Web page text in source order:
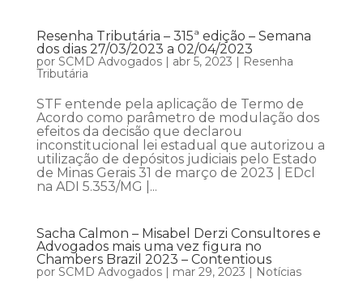
Resenha Tributária – 315ª edição – Semana
dos dias 27/03/2023 a 02/04/2023
por SCMD Advogados| abr 5, 2023 | Resenha
Tributária
STF entende pela aplicação de Termo de
Acordo como parâmetro de modulação dos
efeitos da decisão que declarou
inconstitucional lei estadual que autorizou a
utilização de depósitos judiciais pelo Estado
de Minas Gerais 31 de março de 2023 | EDcl
na ADI 5.353/MG |...
Sacha Calmon – Misabel Derzi Consultores e
Advogados mais uma vez figura no
Chambers Brazil 2023 – Contentious
por SCMD Advogados| mar 29, 2023 | Notícias